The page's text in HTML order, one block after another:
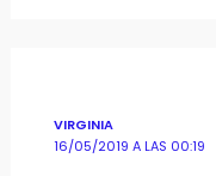
VIRGINIA
16/05/2019 A LAS 00:19